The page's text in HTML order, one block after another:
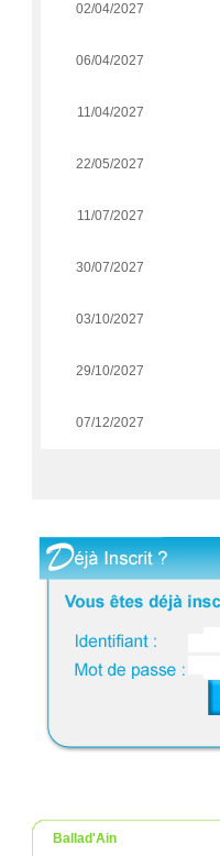
02/04/2027
06/04/2027
11/04/2027
22/05/2027
11/07/2027
30/07/2027
03/10/2027
29/10/2027
07/12/2027
Ballad'Ain